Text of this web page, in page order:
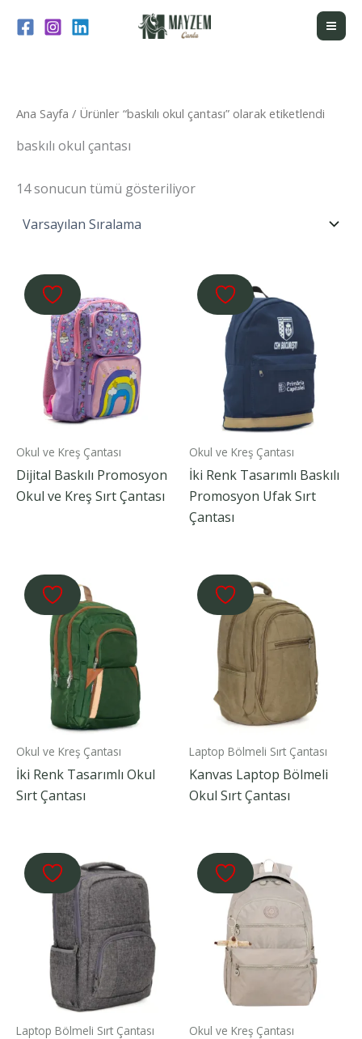
atla
Ana Sayfa / Ürünler “baskılı okul çantası” olarak etiketlendi
baskılı okul çantası
14 sonucun tümü gösteriliyor
Okul ve Kreş Çantası
Dijital Baskılı Promosyon
Okul ve Kreş Sırt Çantası
Okul ve Kreş Çantası
İki Renk Tasarımlı Baskılı
Promosyon Ufak Sırt
Çantası
Okul ve Kreş Çantası
İki Renk Tasarımlı Okul
Sırt Çantası
Laptop Bölmeli Sırt Çantası
Kanvas Laptop Bölmeli
Okul Sırt Çantası
Laptop Bölmeli Sırt Çantası Okul ve Kreş Çantası